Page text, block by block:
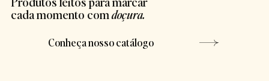
cada momento comdoçura.
Conheça nosso catálogo